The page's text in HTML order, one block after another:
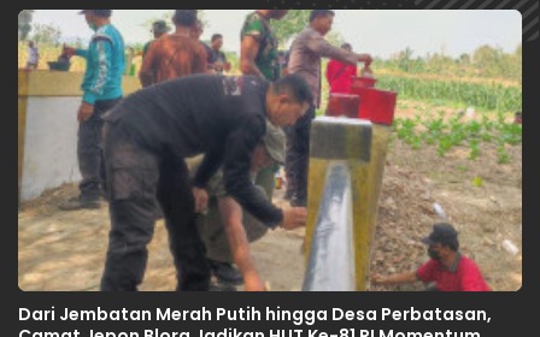
Dari Jembatan Merah Putih hingga Desa Perbatasan,